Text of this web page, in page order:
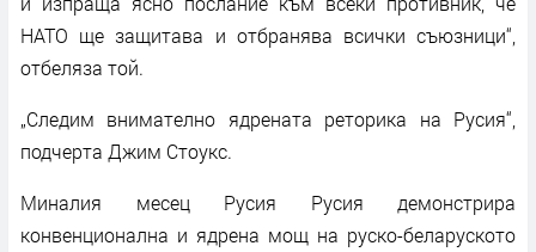
НАТО ще защитава и отбранява всички съюзници“,
отбеляза той.
„Следим внимателно ядрената реторика на Русия“,
подчерта Джим Стоукс.
Миналия месец Русия Русия демонстрира
конвенционална и ядрена мощ на руско-беларуското